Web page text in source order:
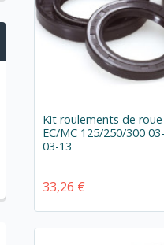
Kit roulements de roue
EC/MC 125/250/300
03-13
33,26 €